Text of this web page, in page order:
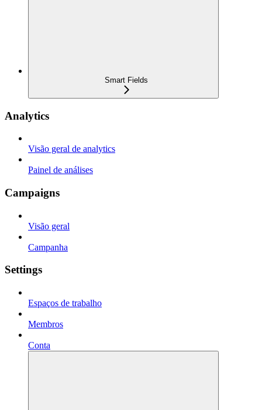
Smart Fields
Analytics
Visão geral de analytics
Painel de análises
Campaigns
Visão geral
Campanha
Settings
Espaços de trabalho
Membros
Conta